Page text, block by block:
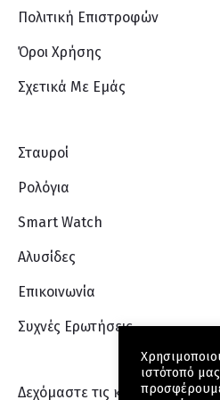
Πολιτική Επιστροφών
Όροι Χρήσης
Σχετικά Με Eμάς
Σταυροί
Ρολόγια
Smart Watch
Αλυσίδες
Επικοινωνία
Συχνές Ερωτήσεις
Δεχόμαστε τις κάρτες:
ιστότοπό